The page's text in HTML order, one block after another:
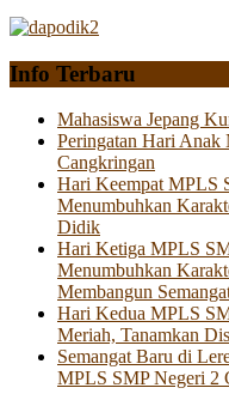
Info Terbaru
Mahasiswa Jepang
Peringatan Hari Anak
Cangkringan
Hari Keempat MPLS
Menumbuhkan
Didik
Hari Ketiga MPLS
Menumbuhkan
Membangun
Hari Kedua MPLS
Meriah, Tanamkan
Semangat Baru di
MPLS SMP Negeri 2